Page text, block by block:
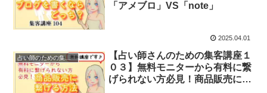
「アメブロ」VS「note」
2025.04.01
占い師のための集客講座
【占い師さんのための集客講座１
０３】無料モニターから有料に繋
げられない方必見！商品販売に繋